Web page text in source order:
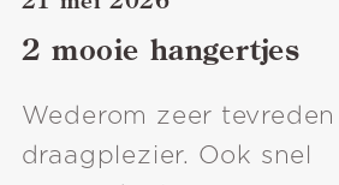
2 mooie hangertjes
Wederom zeer tevreden
draagplezier. Ook snel